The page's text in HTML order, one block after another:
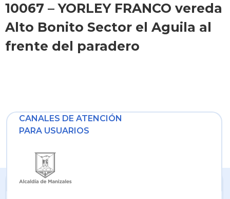
10067 – YORLEY FRANCO vereda
Alto Bonito Sector el Aguila al
frente del paradero
CANALES DE ATENCIÓN
PARA USUARIOS